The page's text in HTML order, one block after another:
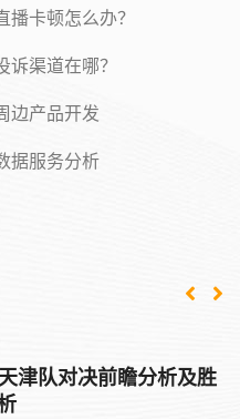
播卡顿怎么办？
诉渠道在哪？
边产品开发
据服务分析
津队对决前瞻分析及胜